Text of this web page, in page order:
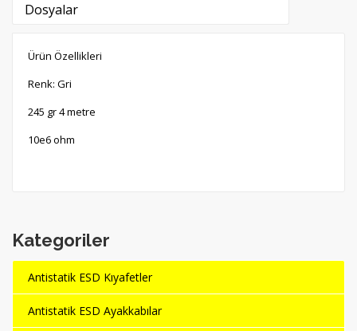
Dosyalar
Ürün Özellikleri
Renk: Gri
245 gr 4 metre
10e6 ohm
Kategoriler
Antistatik ESD Kıyafetler
Antistatik ESD Ayakkabılar